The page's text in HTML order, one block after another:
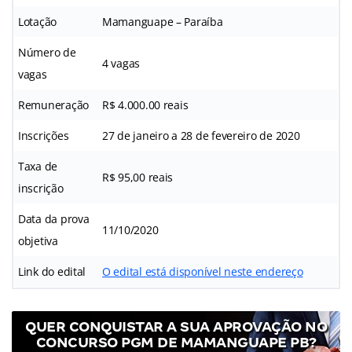
Lotação Mamanguape – Paraíba
Número de
vagas
4 vagas
Remuneração R$ 4.000.00 reais
Inscrições 27 de janeiro a 28 de fevereiro de 2020
Taxa de
inscrição
R$ 95,00 reais
Data da prova
objetiva
11/10/2020
Link do edital O edital está disponível neste endereço
QUER CONQUISTAR A SUA APROVAÇÃO NO
CONCURSO PGM DE MAMANGUAPE PB?